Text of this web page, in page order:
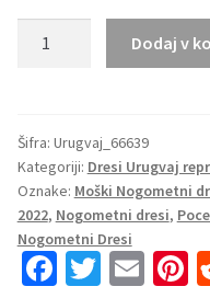
Urugvaj
Vratar
Gostujoči
SP
2022
tisk
Dodaj v
Šifra: Urugvaj_66639
Kategoriji: Dresi Urugvaj
Oznake: Moški Nogometni
2022, Nogometni dresi,
Nogometni Dresi
Fa T E